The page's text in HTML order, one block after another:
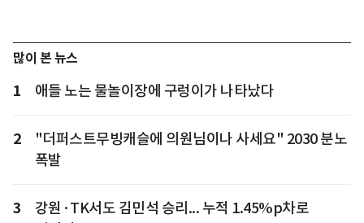
많이 본 뉴스
1 애들 노는 물놀이장에 구렁이가 나타났다
2
"더퍼스트무빙캐슬에 의원님이나 사세요" 2030 분노
폭발
3
강원·TK서도 김민석 승리... 누적 1.45%p차로